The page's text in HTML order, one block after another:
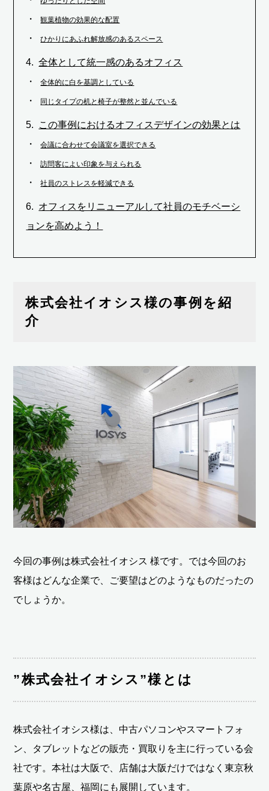
観葉植物の効果的な配置
ひかりにあふれ解放感のあるスペース
全体として統一感のあるオフィス
全体的に白を基調としている
同じタイプの机と椅子が整然と並んでいる
この事例におけるオフィスデザインの効果とは
会議に合わせて会議室を選択できる
訪問客によい印象を与えられる
社員のストレスを軽減できる
オフィスをリニューアルして社員のモチベーシ
ョンを高めよう！
株式会社イオシス様の事例を紹
介
今回の事例は株式会社イオシス 様です。では今回のお
客様はどんな企業で、ご要望はどのようなものだったの
でしょうか。
”株式会社イオシス”様とは
株式会社イオシス様は、中古パソコンやスマートフォ
ン、タブレットなどの販売・買取りを主に行っている会
社です。本社は大阪で、店舗は大阪だけではなく東京秋
葉原や名古屋、福岡にも展開しています。